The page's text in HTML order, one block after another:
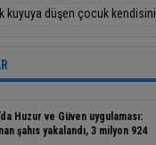
kuyuya düşen çocuk kendisini
Huzur ve Güven uygulaması:
şahıs yakalandı, 3 milyon 924